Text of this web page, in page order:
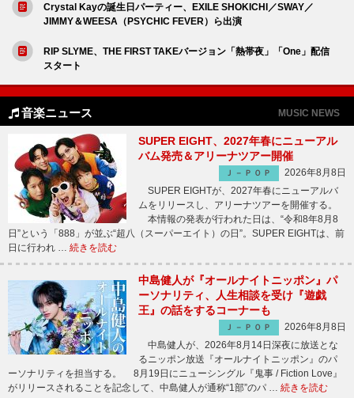
Crystal Kayの誕生日パーティー、EXILE SHOKICHI／SWAY／
JIMMY＆WEESA（PSYCHIC FEVER）ら出演
RIP SLYME、THE FIRST TAKEバージョン「熱帯夜」「One」配信
スタート
音楽ニュース MUSIC NEWS
SUPER EIGHT、2027年春にニューアル
バム発売＆アリーナツアー開催
Ｊ－ＰＯＰ
2026年8月8日
SUPER EIGHTが、2027年春にニューアルバ
ムをリリースし、アリーナツアーを開催する。
本情報の発表が行われた日は、“令和8年8月8
日”という「888」が並ぶ“超八（スーパーエイト）の日”。SUPER EIGHTは、前
日に行われ … 続きを読む
中島健人が『オールナイトニッポン』パ
ーソナリティ、人生相談を受け『遊戯
王』の話をするコーナーも
Ｊ－ＰＯＰ
2026年8月8日
中島健人が、2026年8月14日深夜に放送とな
るニッポン放送『オールナイトニッポン』のパ
ーソナリティを担当する。 8月19日にニューシングル『鬼事 / Fiction Love』
がリリースされることを記念して、中島健人が通称“1部”のパ … 続きを読む